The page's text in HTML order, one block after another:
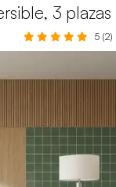
3 plazas
5 (2)